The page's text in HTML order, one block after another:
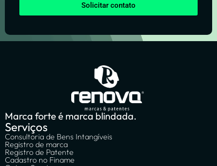
Solicitar contato
Marca forte é marca blindada.
Serviços
Consultoria de Bens Intangíveis
Registro de marca
Registro de Patente
Cadastro no Finame